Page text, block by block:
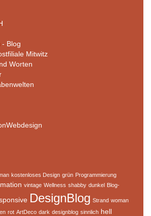
- Blog
Mitwitz
Worten
kostenloses Design grün Programmierung
vintage Wellness shabby dunkel Blog-
DesignBlog Strand woman
rot ArtDeco dark designblog sinnlich hell